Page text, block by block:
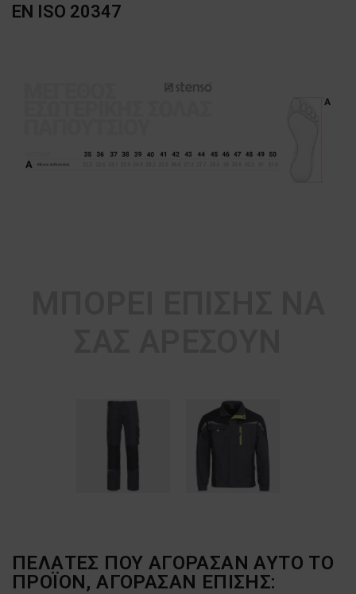
EN ISO 20347
ΠΕΛΆΤΕΣ ΠΟΥ ΑΓΌΡΑΣΑΝ ΑΥΤΌ ΤΟ
ΠΡΟΪΌΝ, ΑΓΌΡΑΣΑΝ ΕΠΊΣΗΣ: